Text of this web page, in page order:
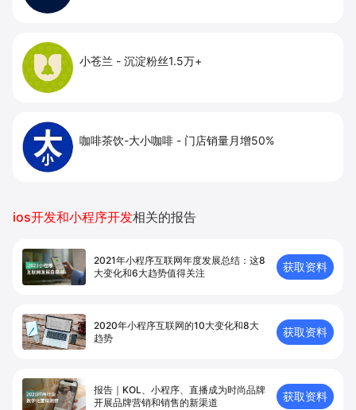
小苍兰 - 沉淀粉丝1.5万+
咖啡茶饮-大小咖啡 - 门店销量月增50%
ios开发和小程序开发相关的报告
2021年小程序互联网年度发展总结：这8
大变化和6大趋势值得关注
获取资料
2020年小程序互联网的10大变化和8大
趋势
获取资料
报告｜KOL、小程序、直播成为时尚品牌
开展品牌营销和销售的新渠道
获取资料